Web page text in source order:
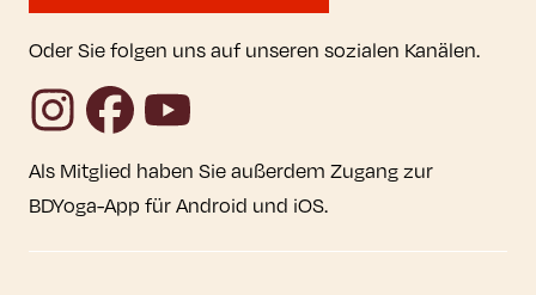
Oder Sie folgen uns auf unseren sozialen Kanälen.
InstagramFacebookYouTube
Als Mitglied haben Sie außerdem Zugang zur
BDYoga-App für Android und iOS.